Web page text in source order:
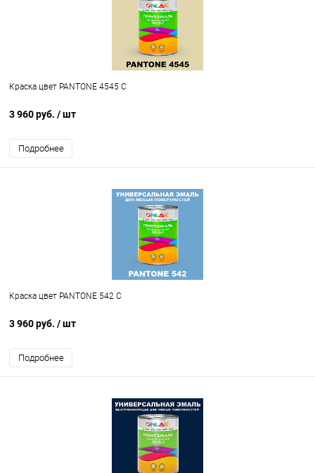
Краска цвет PANTONE 4545 C
3 960 руб. / шт
Подробнее
Краска цвет PANTONE 542 C
3 960 руб. / шт
Подробнее